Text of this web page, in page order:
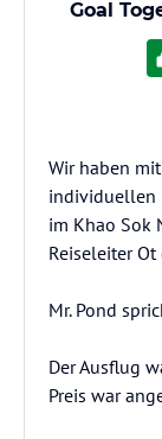
Goal
Wir haben
individuellen
im Khao Sok
Reiseleiter
Mr. Pond
Der Ausflug
Preis war